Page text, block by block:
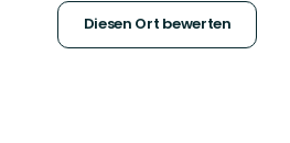
Sternen
Diesen Ort bewerten